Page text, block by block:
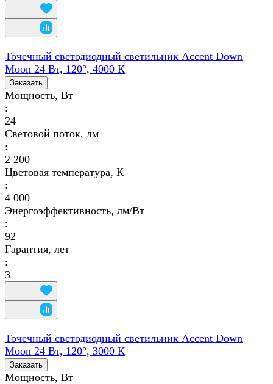
Точечный светодиодный светильник Accent Down
Moon 24 Вт, 120°, 4000 К
Заказать
Мощность, Вт
:
24
Световой поток, лм
:
2 200
Цветовая температура, К
:
4 000
Энергоэффективность, лм/Вт
:
92
Гарантия, лет
:
3
Точечный светодиодный светильник Accent Down
Moon 24 Вт, 120°, 3000 К
Заказать
Мощность, Вт